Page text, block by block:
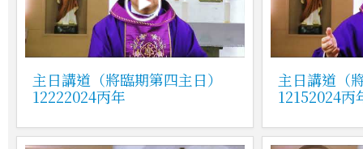
主日講道（將臨期第四主日）
12222024丙年
主日講道（
12152024丙